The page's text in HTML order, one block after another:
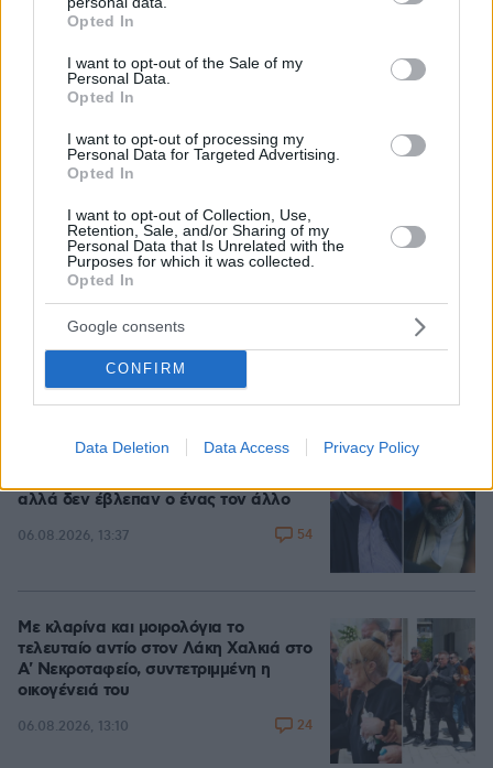
grant or deny consent to Google and its third-party tags to
use your data for below specified purposes in below Google
consent section.
Opted In
I want to opt-out of the Sale of my
Personal Data.
Opted In
I want to opt-out of processing my
Personal Data for Targeted Advertising.
Opted In
I want to opt-out of Collection, Use,
Retention, Sale, and/or Sharing of my
Personal Data that Is Unrelated with the
Purposes for which it was collected.
Opted In
Google consents
CONFIRM
Data Deletion Data Access Privacy Policy
Δημήτρης Ξανθάκης: Η γνήσια λαϊκή
φωνή, οι συνεργασίες, τα κορυφαία
του τραγούδια, γιατί δεν έκανε
06.08.2026, 16:32 18
55χρονος στην Κρήτη πείσθηκε ότι
ιστοσελίδα θα του εξασφάλιζε
αποδόσεις σε μετοχές και έχασε
€100.000
Μυστήριο με το ραντεβού Πεζεσκιάν -
Χαμενεΐ στην Τεχεράνη: Βρέθηκαν σε
αλλά δεν έβλεπαν ο ένας τον άλλο
06.08.2026, 13:37 54
Με κλαρίνα και μοιρολόγια το
τελευταίο αντίο στον Λάκη Χαλκιά στο
A' Νεκροταφείο, συντετριμμένη η
οικογένειά του
06.08.2026, 13:10 24